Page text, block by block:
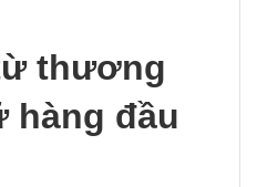
thương
hàng đầu